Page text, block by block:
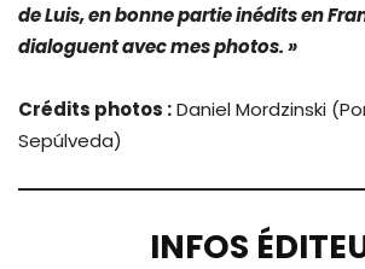
de Luis, en bonne partie inédits en
dialoguent avec mes photos. »
Crédits photos :Daniel Mordzinski
Sepúlveda)
INFOS